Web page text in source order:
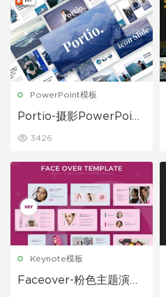
PowerPoint模板
Portio-摄影PowerPoint
3426
Keynote模板
Faceover-粉色主题演讲